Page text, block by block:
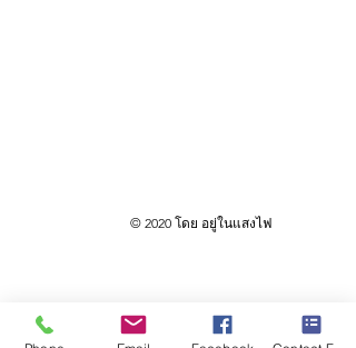
© 2020 โดย อยู่ในแสงไฟ